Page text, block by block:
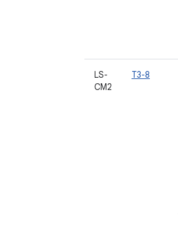
LS-
CM2
T3-8